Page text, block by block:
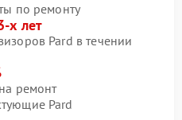
по ремонту
х лет
Pard в течении
ремонт
Pard